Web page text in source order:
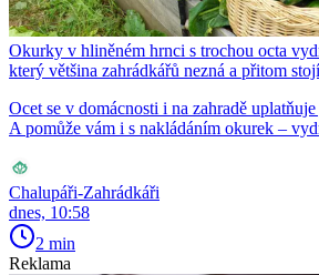
Okurky v hliněném hrnci s trochou octa
který většina zahrádkářů nezná a přitom
Ocet se v domácnosti i na zahradě
A pomůže vám i s nakládáním okurek –
Chalupáři-Zahrádkáři
dnes, 10:58
2 min
Reklama